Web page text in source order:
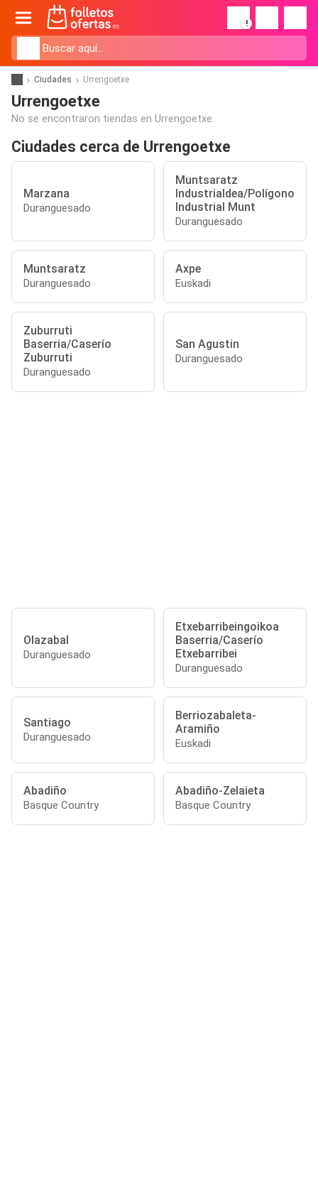
!
Ciudades Urrengoetxe
Urrengoetxe
No se encontraron tiendas en Urrengoetxe.
Ciudades cerca de Urrengoetxe
Marzana
Duranguesado
Muntsaratz
Industrialdea/Polígono
Industrial Munt
Duranguesado
Muntsaratz
Duranguesado
Axpe
Euskadi
Zuburruti
Baserria/Caserío
Zuburruti
Duranguesado
San Agustin
Duranguesado
Olazabal
Duranguesado
Etxebarribeingoikoa
Baserria/Caserío
Etxebarribei
Duranguesado
Santiago
Duranguesado
Berriozabaleta-
Aramiño
Euskadi
Abadiño
Basque Country
Abadiño-Zelaieta
Basque Country